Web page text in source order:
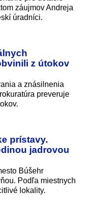
záujmov Andreja
úradníci.
z útokov
a znásilnenia
preveruje
prístavy.
jadrovou
Búšehr
Podľa miestnych
lokality.